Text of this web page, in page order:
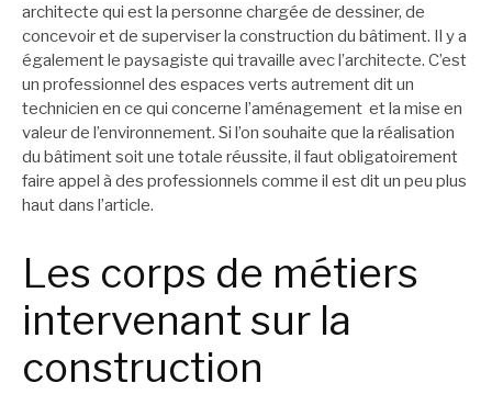
architecte qui est la personne chargée de dessiner, de
concevoir et de superviser la construction du bâtiment. Il y a
également le paysagiste qui travaille avec l’architecte. C’est
un professionnel des espaces verts autrement dit un
technicien en ce qui concerne l’aménagement et la mise en
valeur de l’environnement. Si l’on souhaite que la réalisation
du bâtiment soit une totale réussite, il faut obligatoirement
faire appel à des professionnels comme il est dit un peu plus
haut dans l’article.
Les corps de métiers
intervenant sur la
construction